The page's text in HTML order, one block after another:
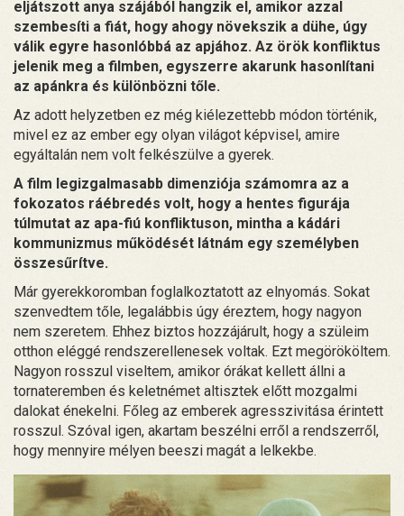
eljátszott anya szájából hangzik el, amikor azzal
szembesíti a fiát, hogy ahogy növekszik a dühe, úgy
válik egyre hasonlóbbá az apjához. Az örök konfliktus
jelenik meg a filmben, egyszerre akarunk hasonlítani
az apánkra és különbözni tőle.
Az adott helyzetben ez még kiélezettebb módon történik,
mivel ez az ember egy olyan világot képvisel, amire
egyáltalán nem volt felkészülve a gyerek.
A film legizgalmasabb dimenziója számomra az a
fokozatos ráébredés volt, hogy a hentes figurája
túlmutat az apa-fiú konfliktuson, mintha a kádári
kommunizmus működését látnám egy személyben
összesűrítve.
Már gyerekkoromban foglalkoztatott az elnyomás. Sokat
szenvedtem tőle, legalábbis úgy éreztem, hogy nagyon
nem szeretem. Ehhez biztos hozzájárult, hogy a szüleim
otthon eléggé rendszerellenesek voltak. Ezt megörököltem.
Nagyon rosszul viseltem, amikor órákat kellett állni a
tornateremben és keletnémet altisztek előtt mozgalmi
dalokat énekelni. Főleg az emberek agresszivitása érintett
rosszul. Szóval igen, akartam beszélni erről a rendszerről,
hogy mennyire mélyen beeszi magát a lelkekbe.